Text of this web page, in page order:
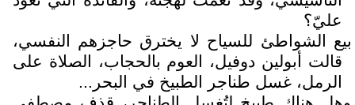
عليّ؟
بيع الشواطئ للسياح لا يخترق حاجزهم النفسي،
قالت أبولين دوفيل، العوم بالحجاب، الصلاة على
الرمل، غسل طناجر الطبيخ في البحر...